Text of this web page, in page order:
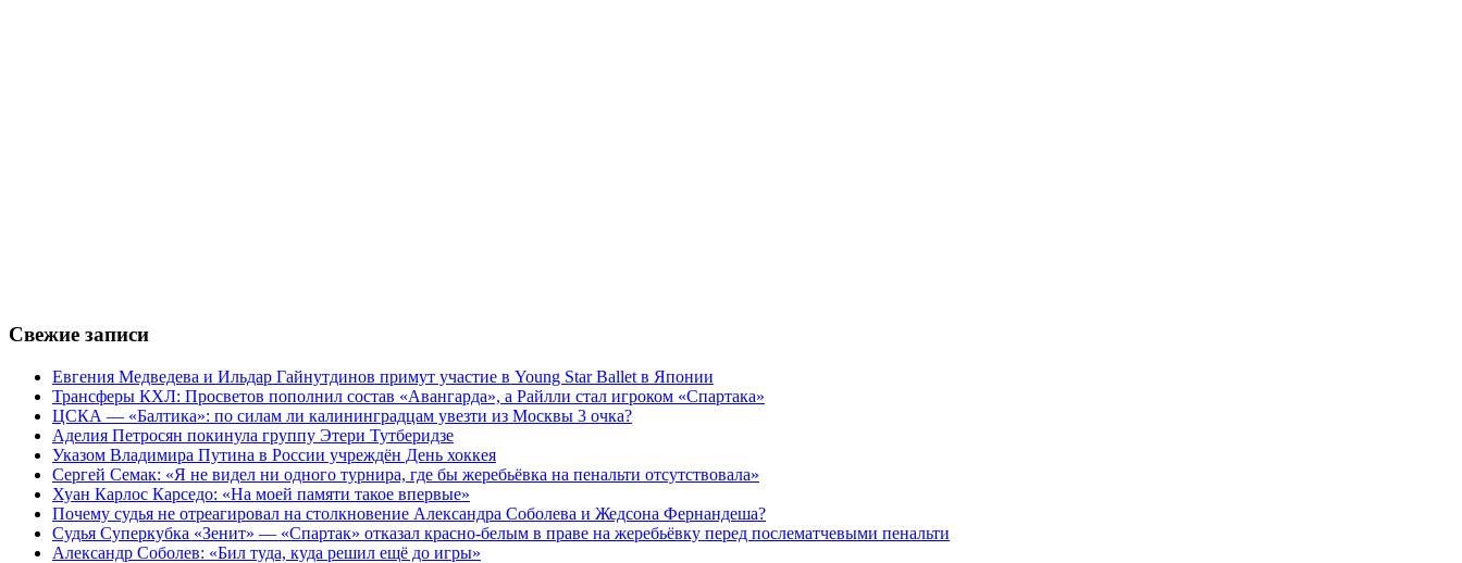
Свежие записи
Евгения Медведева и Ильдар Гайнутдинов примут участие в Young Star Ballet в Японии
Трансферы КХЛ: Просветов пополнил состав «Авангарда», а Райлли стал игроком «Спартака»
ЦСКА — «Балтика»: по силам ли калининградцам увезти из Москвы 3 очка?
Аделия Петросян покинула группу Этери Тутберидзе
Указом Владимира Путина в России учреждён День хоккея
Сергей Семак: «Я не видел ни одного турнира, где бы жеребьёвка на пенальти отсутствовала»
Хуан Карлос Карседо: «На моей памяти такое впервые»
Почему судья не отреагировал на столкновение Александра Соболева и Жедсона Фернандеша?
Судья Суперкубка «Зенит» — «Спартак» отказал красно-белым в праве на жеребьёвку перед послематчевыми пенальти
Александр Соболев: «Бил туда, куда решил ещё до игры»